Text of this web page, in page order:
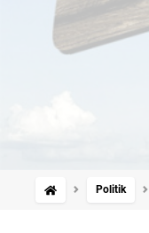
Politik